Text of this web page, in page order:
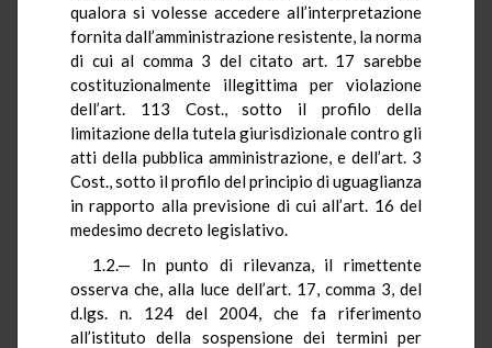
qualora si volesse accedere all’interpretazione
fornita dall’amministrazione resistente, la norma
di cui al comma 3 del citato art. 17 sarebbe
costituzionalmente illegittima per violazione
dell’art. 113 Cost., sotto il profilo della
limitazione della tutela giurisdizionale contro gli
atti della pubblica amministrazione, e dell’art. 3
Cost., sotto il profilo del principio di uguaglianza
in rapporto alla previsione di cui all’art. 16 del
medesimo decreto legislativo.
1.2.— In punto di rilevanza, il rimettente
osserva che, alla luce dell’art. 17, comma 3, del
d.lgs. n. 124 del 2004, che fa riferimento
all’istituto della sospensione dei termini per